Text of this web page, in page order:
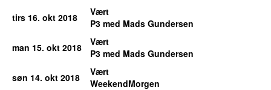
tirs 16. okt 2018
Vært
P3 med Mads Gundersen
man 15. okt 2018
Vært
P3 med Mads Gundersen
søn 14. okt 2018
Vært
WeekendMorgen